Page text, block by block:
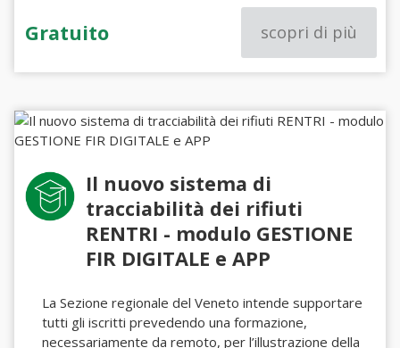
Gratuito scopri di più
Il nuovo sistema di
tracciabilità dei rifiuti
RENTRI - modulo GESTIONE
FIR DIGITALE e APP
La Sezione regionale del Veneto intende supportare
tutti gli iscritti prevedendo una formazione,
necessariamente da remoto, per l’illustrazione della